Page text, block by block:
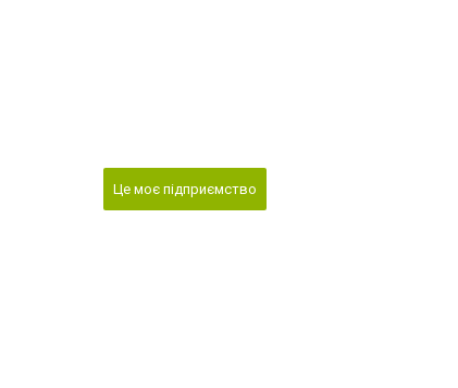
Це моє підприємство